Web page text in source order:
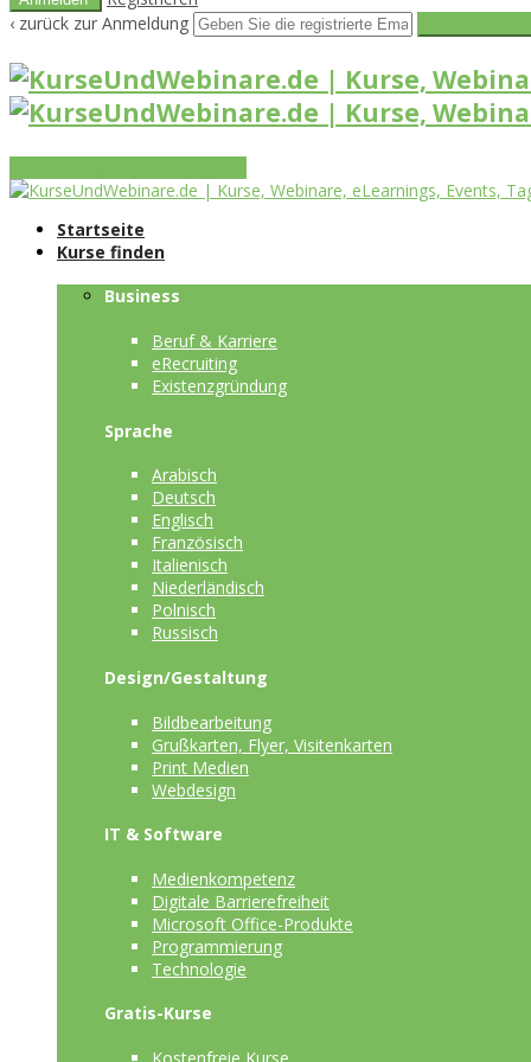
‹ zurück zur Anmeldung
Startseite
Kurse finden
Business
Beruf & Karriere
eRecruiting
Existenzgründung
Sprache
Arabisch
Deutsch
Englisch
Französisch
Italienisch
Niederländisch
Polnisch
Russisch
Design/Gestaltung
Bildbearbeitung
Grußkarten, Flyer, Visitenkarten
Print Medien
Webdesign
IT & Software
Medienkompetenz
Digitale Barrierefreiheit
Microsoft Office-Produkte
Programmierung
Technologie
Gratis-Kurse